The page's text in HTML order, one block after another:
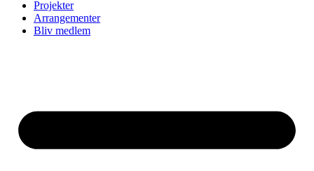
Projekter
Arrangementer
Bliv medlem